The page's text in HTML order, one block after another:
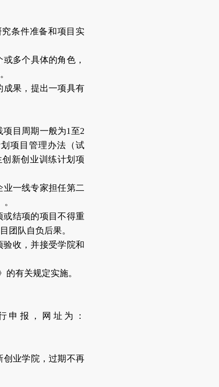
条件准备和项目实
多个具体的角色，
成果，提出一项具有
项目周期一般为1至2
项目管理办法（试
新创业训练计划项
业一线专家担任第二
结项的项目不得重
团队自负后果。
收，并接受学院和
有关规定实施。
申报，网址为：
创业学院，过期不再